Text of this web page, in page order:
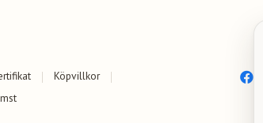
Köpvillkor